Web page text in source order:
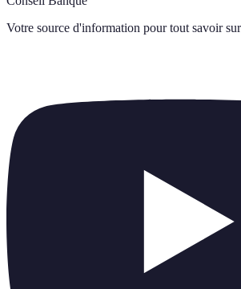
Votre source d'information pour tout savoir sur